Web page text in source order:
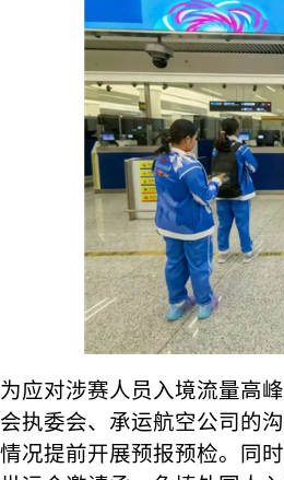
为应对涉赛人员入境流量高
会执委会、承运航空公司的
情况提前开展预报预检。同